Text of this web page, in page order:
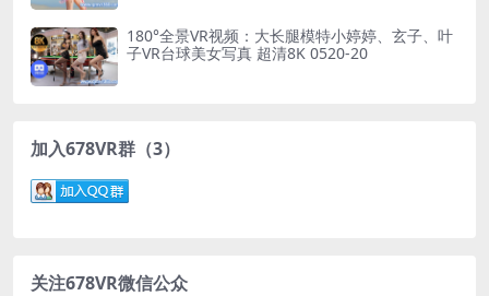
180°全景VR视频：大长腿模特小婷婷、玄子、叶
子VR台球美女写真 超清8K 0520-20
加入678VR群（3）
关注678VR微信公众